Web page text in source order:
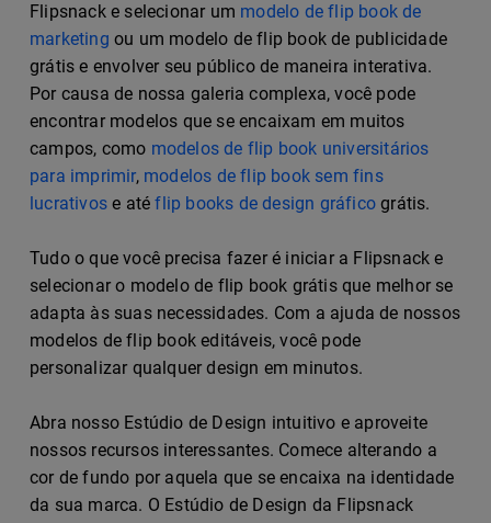
Flipsnack e selecionar um modelo de flip book de
marketing ou um modelo de flip book de publicidade
grátis e envolver seu público de maneira interativa.
Por causa de nossa galeria complexa, você pode
encontrar modelos que se encaixam em muitos
campos, como modelos de flip book universitários
para imprimir, modelos de flip book sem fins
lucrativos e atéflip books de design gráfico grátis.
Tudo o que você precisa fazer é iniciar a Flipsnack e
selecionar o modelo de flip book grátis que melhor se
adapta às suas necessidades. Com a ajuda de nossos
modelos de flip book editáveis, você pode
personalizar qualquer design em minutos.
Abra nosso Estúdio de Design intuitivo e aproveite
nossos recursos interessantes. Comece alterando a
cor de fundo por aquela que se encaixa na identidade
da sua marca. O Estúdio de Design da Flipsnack